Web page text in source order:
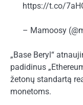
https://t.co/
– Mamoosy
„Base Beryl“
padidinus
žetonų standartą
monetoms.